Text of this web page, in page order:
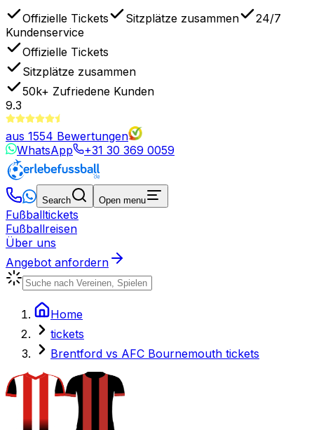
Offizielle Tickets Sitzplätze zusammen
24/7
Kundenservice
Offizielle Tickets
Sitzplätze zusammen
50k+ Zufriedene Kunden
9.3
aus 1554 Bewertungen
WhatsApp
+31 30 369 0059
Search Open menu
Fußballtickets
Fußballreisen
Über uns
Angebot anfordern
Home
tickets
Brentford vs AFC Bournemouth tickets